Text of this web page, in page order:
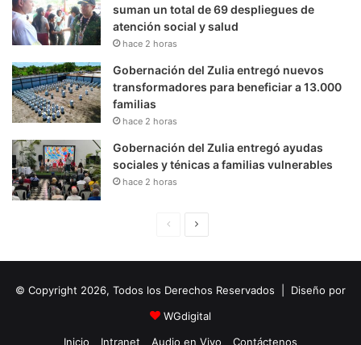
suman un total de 69 despliegues de
atención social y salud
hace 2 horas
Gobernación del Zulia entregó nuevos
transformadores para beneficiar a 13.000
familias
hace 2 horas
Gobernación del Zulia entregó ayudas
sociales y ténicas a familias vulnerables
hace 2 horas
i
n
a
u
i
e
© Copyright 2026, Todos los Derechos Reservados | Diseño por
WGdigital
Inicio
Intranet Audio en Vivo Contáctenos